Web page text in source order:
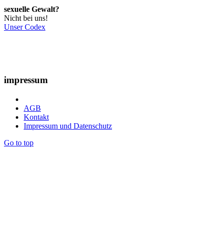
sexuelle Gewalt?
Nicht bei uns!
Unser Codex
impressum
AGB
Kontakt
Impressum und Datenschutz
Go to top